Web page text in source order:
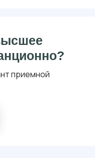
приемной